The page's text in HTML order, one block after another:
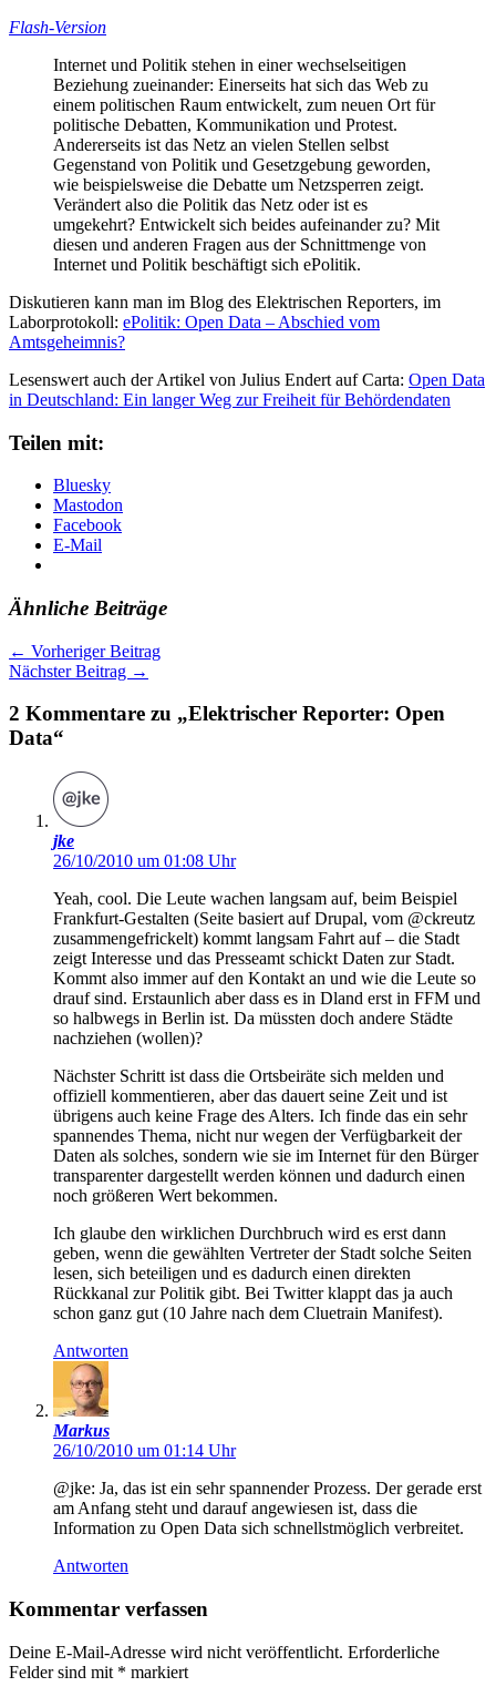
Flash-Version
Internet und Politik stehen in einer wechselseitigen
Beziehung zueinander: Einerseits hat sich das Web zu
einem politischen Raum entwickelt, zum neuen Ort für
politische Debatten, Kommunikation und Protest.
Andererseits ist das Netz an vielen Stellen selbst
Gegenstand von Politik und Gesetzgebung geworden,
wie beispielsweise die Debatte um Netzsperren zeigt.
Verändert also die Politik das Netz oder ist es
umgekehrt? Entwickelt sich beides aufeinander zu? Mit
diesen und anderen Fragen aus der Schnittmenge von
Internet und Politik beschäftigt sich ePolitik.
Diskutieren kann man im Blog des Elektrischen Reporters, im
Laborprotokoll: ePolitik: Open Data – Abschied vom
Amtsgeheimnis?
Lesenswert auch der Artikel von Julius Endert auf Carta: Open Data
in Deutschland: Ein langer Weg zur Freiheit für Behördendaten
Teilen mit:
Bluesky
Mastodon
Facebook
E-Mail
Ähnliche Beiträge
← Vorheriger Beitrag
Nächster Beitrag →
2 Kommentare zu „Elektrischer Reporter: Open
Data“
jke
26/10/2010 um 01:08 Uhr
Yeah, cool. Die Leute wachen langsam auf, beim Beispiel
Frankfurt-Gestalten (Seite basiert auf Drupal, vom @ckreutz
zusammengefrickelt) kommt langsam Fahrt auf – die Stadt
zeigt Interesse und das Presseamt schickt Daten zur Stadt.
Kommt also immer auf den Kontakt an und wie die Leute so
drauf sind. Erstaunlich aber dass es in Dland erst in FFM und
so halbwegs in Berlin ist. Da müssten doch andere Städte
nachziehen (wollen)?
Nächster Schritt ist dass die Ortsbeiräte sich melden und
offiziell kommentieren, aber das dauert seine Zeit und ist
übrigens auch keine Frage des Alters. Ich finde das ein sehr
spannendes Thema, nicht nur wegen der Verfügbarkeit der
Daten als solches, sondern wie sie im Internet für den Bürger
transparenter dargestellt werden können und dadurch einen
noch größeren Wert bekommen.
Ich glaube den wirklichen Durchbruch wird es erst dann
geben, wenn die gewählten Vertreter der Stadt solche Seiten
lesen, sich beteiligen und es dadurch einen direkten
Rückkanal zur Politik gibt. Bei Twitter klappt das ja auch
schon ganz gut (10 Jahre nach dem Cluetrain Manifest).
Antworten
Markus
26/10/2010 um 01:14 Uhr
@jke: Ja, das ist ein sehr spannender Prozess. Der gerade erst
am Anfang steht und darauf angewiesen ist, dass die
Information zu Open Data sich schnellstmöglich verbreitet.
Antworten
Kommentar verfassen
Deine E-Mail-Adresse wird nicht veröffentlicht. Erforderliche
Felder sind mit * markiert